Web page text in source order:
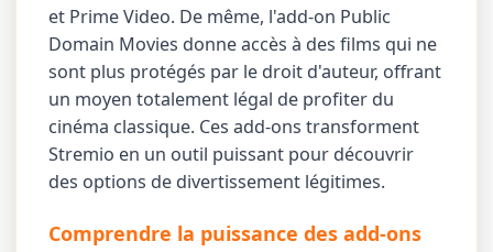
et Prime Video. De même, l'add-on Public
Domain Movies donne accès à des films qui ne
sont plus protégés par le droit d'auteur, offrant
un moyen totalement légal de profiter du
cinéma classique. Ces add-ons transforment
Stremio en un outil puissant pour découvrir
des options de divertissement légitimes.
Comprendre la puissance des add-ons